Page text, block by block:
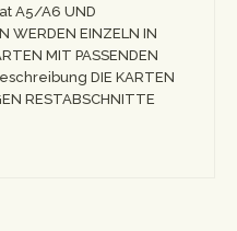
A5/A6 UND
WERDEN EINZELN IN
MIT PASSENDEN
DIE KARTEN
RESTABSCHNITTE